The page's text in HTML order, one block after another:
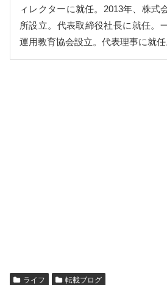
ィレクターに就任。2013年、株式
所設立。代表取締役社長に就任。
運用教育協会設立。代表理事に就任
ライフ 転載ブログ